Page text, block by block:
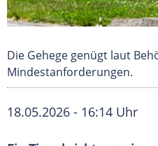
Die Gehege genügt laut
Mindestanforderungen.
18.05.2026 - 16:14 Uhr